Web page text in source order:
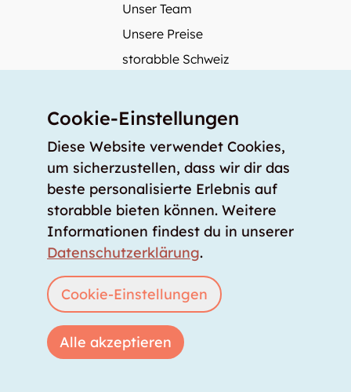
Unser Team
Unsere Preise
storabble Schweiz
Mehr über storabble
Medienbeiträge
Wie gross muss ein Lagerraum sein?
Was kostet ein Lagerraum?
Für Lageranbieter
Anmelden Lagerraum inserieren
Copyright © 2026 storabble|Datenschutzerklärung
Cookie-Einstellungen
Diese Website verwendet Cookies,
um sicherzustellen, dass wir dir das
beste personalisierte Erlebnis auf
storabble bieten können. Weitere
Informationen findest du in unserer
Datenschutzerklärung.
Cookie-Einstellungen
Alle akzeptieren